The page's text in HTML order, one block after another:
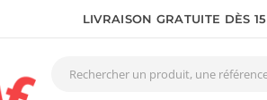
LIVRAISON GRATUITE DÈS